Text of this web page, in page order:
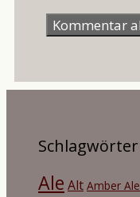
Schlagwörter
Ale Alt Amber Ale